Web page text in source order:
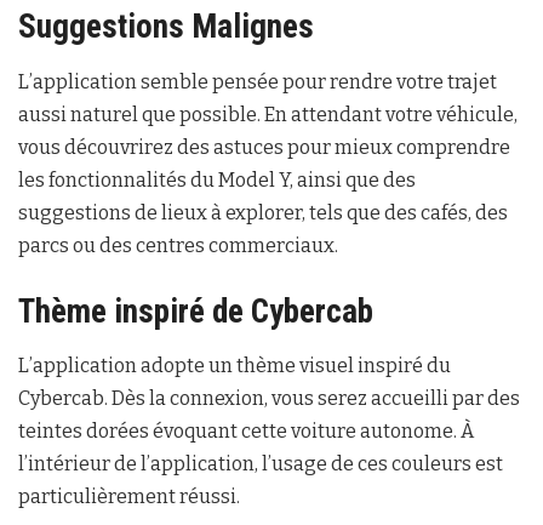
Suggestions Malignes
L’application semble pensée pour rendre votre trajet
aussi naturel que possible. En attendant votre véhicule,
vous découvrirez des astuces pour mieux comprendre
les fonctionnalités du Model Y, ainsi que des
suggestions de lieux à explorer, tels que des cafés, des
parcs ou des centres commerciaux.
Thème inspiré de Cybercab
L’application adopte un thème visuel inspiré du
Cybercab. Dès la connexion, vous serez accueilli par des
teintes dorées évoquant cette voiture autonome. À
l’intérieur de l’application, l’usage de ces couleurs est
particulièrement réussi.